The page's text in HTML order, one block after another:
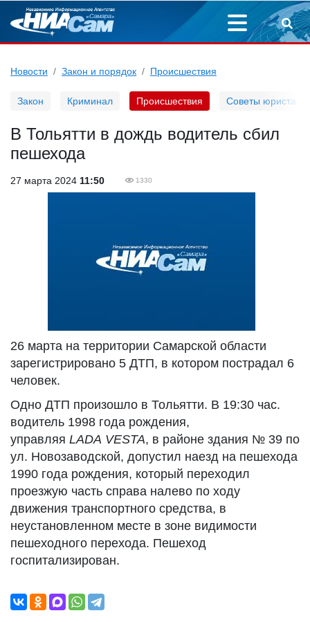
Новости Закон и порядок Происшествия
Закон Криминал Происшествия Советы юриста
В Тольятти в дождь водитель сбил
пешехода
27 марта 2024 11:50 1330
26 марта на территории Самарской области
зарегистрировано 5 ДТП, в котором пострадал 6
человек.
Одно ДТП произошло в Тольятти. В 19:30 час.
водитель 1998 года рождения,
управляя LADA VESTA, в районе здания № 39 по
ул. Новозаводской, допустил наезд на пешехода
1990 года рождения, который переходил
проезжую часть справа налево по ходу
движения транспортного средства, в
неустановленном месте в зоне видимости
пешеходного перехода. Пешеход
госпитализирован.